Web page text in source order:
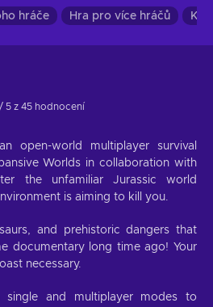
hráče Hra pro více hráčů
/ 5 z 45 hodnocení
open-world multiplayer survival
Worlds in collaboration with
the unfamiliar Jurassic world
is aiming to kill you.
and prehistoric dangers that
documentary long time ago! Your
necessary.
and multiplayer modes to